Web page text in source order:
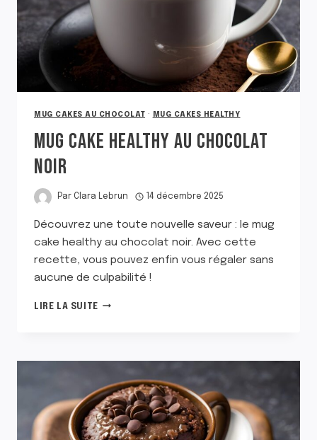
MUG CAKES AU CHOCOLAT · MUG CAKES HEALTHY
MUG CAKE HEALTHY AU CHOCOLAT
NOIR
Par Clara Lebrun 14 décembre 2025
Découvrez une toute nouvelle saveur : le mug
cake healthy au chocolat noir. Avec cette
recette, vous pouvez enfin vous régaler sans
aucune de culpabilité !
LIRE LA SUITEMUG
CHOCOLAT